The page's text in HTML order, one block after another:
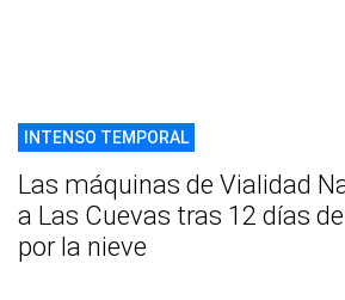
INTENSO TEMPORAL
Las máquinas de Vialidad
a Las Cuevas tras 12 días
por la nieve